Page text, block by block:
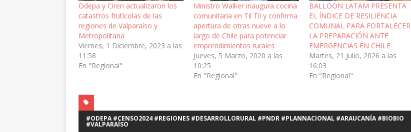
Odepa y Ciren actualizaron los
catastros frutícolas de las
regiones de Valparaíso y
Metropolitana
Viernes, 1 Diciembre, 2023 a las
11:58
En "Regional"
Ministro Walker inaugura cocina
comunitaria en Til Til y confirma
apertura de otras nueve a lo
largo de Chile para potenciar
emprendimientos rurales
Jueves, 5 Marzo, 2020 a las
10:25
En "Regional"
BALLOON LATAM PRESENTA
EL ÍNDICE DE RESILIENCIA
COMUNAL PARA FORTALECER
LA PREPARACIÓN ANTE
EMERGENCIAS EN CHILE
Martes, 21 Julio, 2026 a las
16:03
En "Regional"
#ODEPA #CENSO2024 #REGIONES #DESARROLLORURAL #PNDR #PLANNACIONAL #ARAUCANÍA #BIOBIO
#VALPARAÍSO